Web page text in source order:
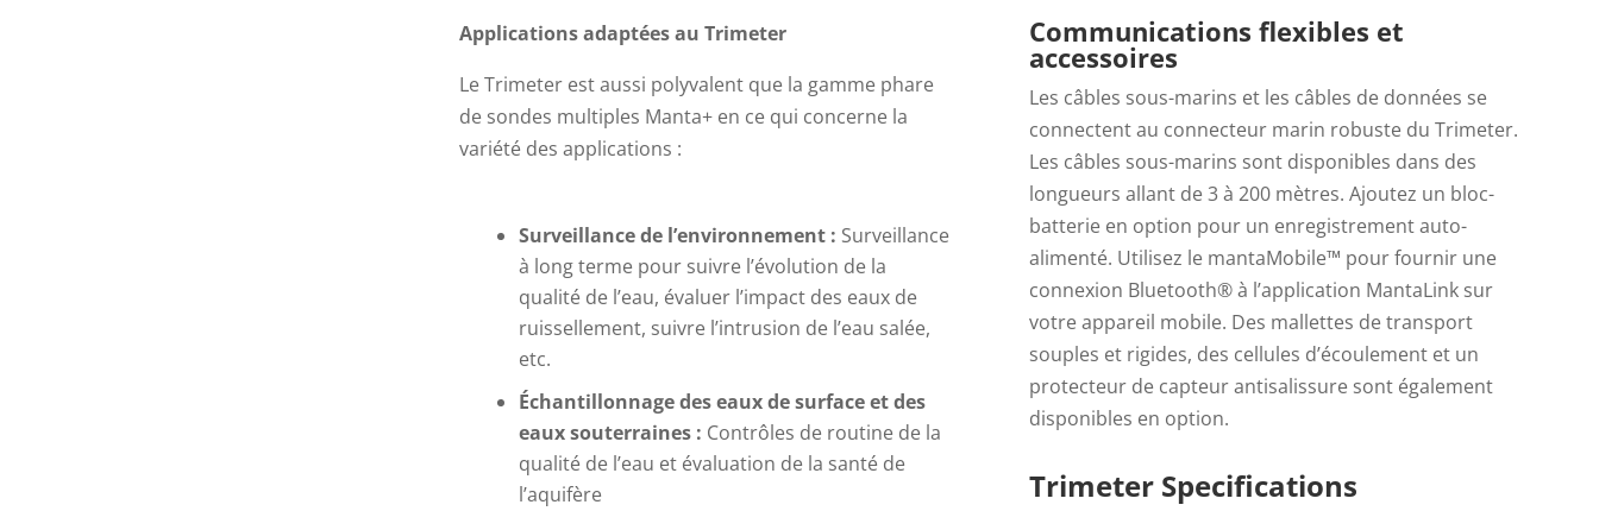
Applications adaptées au Trimeter
Le Trimeter est aussi polyvalent que la gamme phare
de sondes multiples Manta+ en ce qui concerne la
variété des applications :
Surveillance de l’environnement : Surveillance
à long terme pour suivre l’évolution de la
qualité de l’eau, évaluer l’impact des eaux de
ruissellement, suivre l’intrusion de l’eau salée,
etc.
Échantillonnage des eaux de surface et des
eaux souterraines : Contrôles de routine de la
qualité de l’eau et évaluation de la santé de
l’aquifère
Communications flexibles et
accessoires
Les câbles sous-marins et les câbles de données se
connectent au connecteur marin robuste du Trimeter.
Les câbles sous-marins sont disponibles dans des
longueurs allant de 3 à 200 mètres. Ajoutez un bloc-
batterie en option pour un enregistrement auto-
alimenté. Utilisez le mantaMobile™ pour fournir une
connexion Bluetooth® à l’application MantaLink sur
votre appareil mobile. Des mallettes de transport
souples et rigides, des cellules d’écoulement et un
protecteur de capteur antisalissure sont également
disponibles en option.
Trimeter Specifications